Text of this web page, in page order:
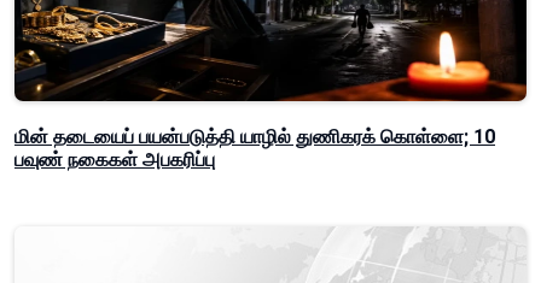
மின் தடையைப் பயன்படுத்தி யாழில் துணிகரக் கொள்ளை; 10
பவுண் நகைகள் அபகரிப்பு